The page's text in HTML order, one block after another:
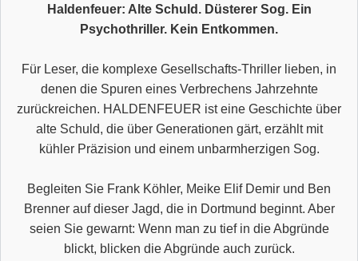
Haldenfeuer: Alte Schuld. Düsterer Sog. Ein
Psychothriller. Kein Entkommen.
Für Leser, die komplexe Gesellschafts-Thriller lieben, in
denen die Spuren eines Verbrechens Jahrzehnte
zurückreichen. HALDENFEUER ist eine Geschichte über
alte Schuld, die über Generationen gärt, erzählt mit
kühler Präzision und einem unbarmherzigen Sog.
Begleiten Sie Frank Köhler, Meike Elif Demir und Ben
Brenner auf dieser Jagd, die in Dortmund beginnt. Aber
seien Sie gewarnt: Wenn man zu tief in die Abgründe
blickt, blicken die Abgründe auch zurück.